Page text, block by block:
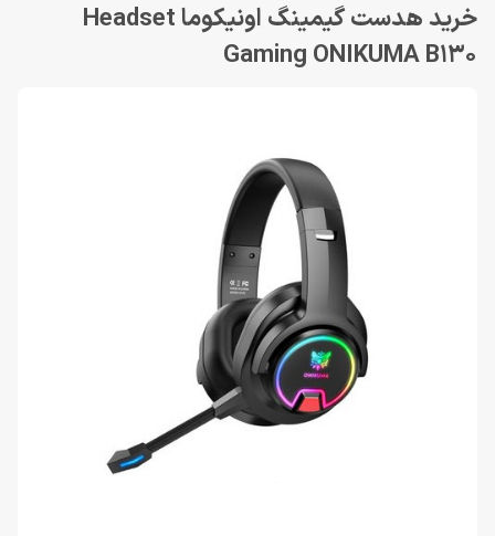
خرید هدست گیمینگ اونیکوما Headset
Gaming ONIKUMA B130